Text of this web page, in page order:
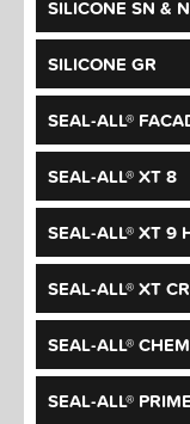
SILICONE SN &
SILICONE GR
SEAL-ALL®
SEAL-ALL® XT 8
SEAL-ALL® XT 9
SEAL-ALL® XT
SEAL-ALL®
SEAL-ALL®